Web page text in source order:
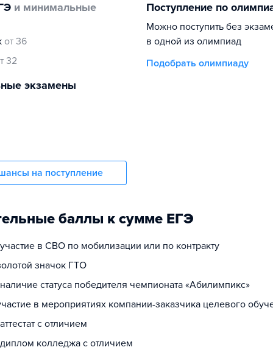
и минимальные
от 36
32
экзамены
на поступление
Поступление по
Можно поступить без
в одной из олимпиад
Подобрать олимпиаду
баллы к сумме ЕГЭ
в СВО по мобилизации или по контракту
значок ГТО
статуса победителя чемпионата «Абилимпикс»
в мероприятиях компании-заказчика целевого
с отличием
колледжа с отличием